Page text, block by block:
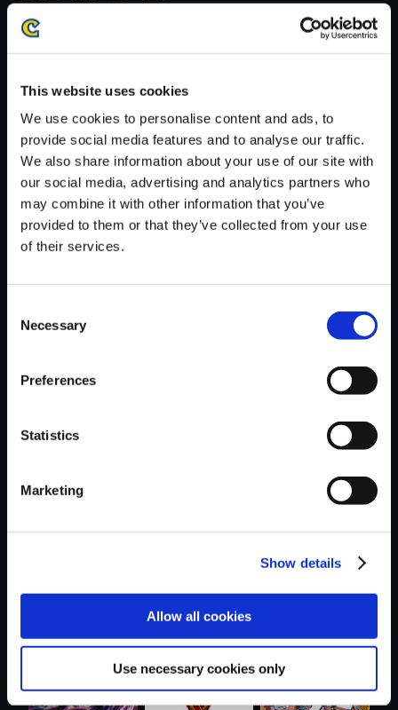
This website uses cookies
We use cookies to personalise content and ads, to
provide social media features and to analyse our traffic.
We also share information about your use of our site with
our social media, advertising and analytics partners who
may combine it with other information that you’ve
provided to them or that they’ve collected from your use
of their services.
Selection
Necessary
Preferences
Statistics
Marketing
Show details
Allow all cookies
Use necessary cookies only
が安定しているWifi環境でお試しください。
【単曲】Rashid - Where the Wi
nd Takes Me - 1
150円
7ポイント付与
ORIGINAL...
【単曲】DINO
ORIGINAL...